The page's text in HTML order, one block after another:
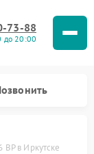
73-88
до 20:00
в Иркутске